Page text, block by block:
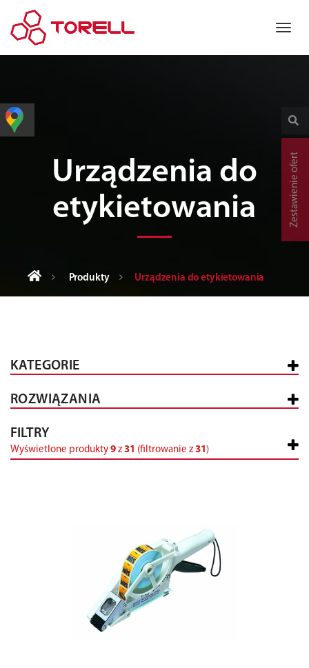
Urządzenia do
etykietowania
Produkty Urządzenia do etykietowania
KATEGORIE
ROZWIĄZANIA
FILTRY
Wyświetlone produkty 9 z31 (filtrowanie z31 )
Zestawienie ofert